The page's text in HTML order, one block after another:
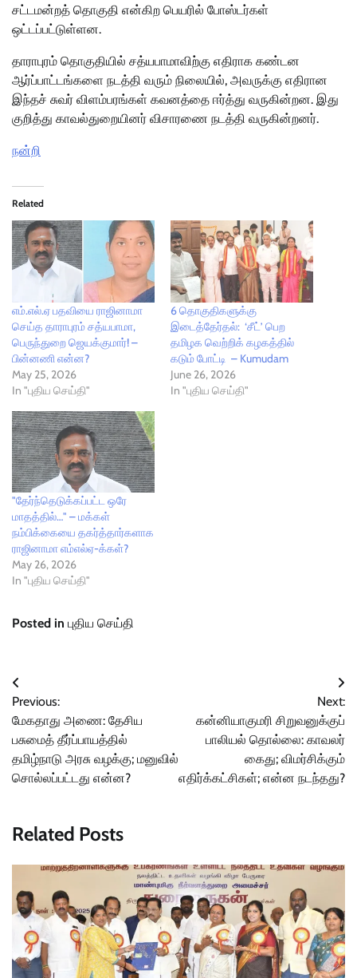
சட்டமன்றத் தொகுதி என்கிற பெயரில் போஸ்டர்கள்
ஒட்டப்பட்டுள்ளன.
தாராபுரம் தொகுதியில் சத்யபாமாவிற்கு எதிராக கண்டன
ஆர்ப்பாட்டங்களை நடத்தி வரும் நிலையில், அவருக்கு எதிரான
இந்தச் சுவர் விளம்பரங்கள் கவனத்தை ஈர்த்து வருகின்றன. இது
குறித்து காவல்துறையினர் விசாரணை நடத்தி வருகின்றனர்.
நன்றி
Related
எம்‌.எல்.ஏ பதவியை ராஜினாமா
செய்த தாராபுரம் சத்யபாமா,
பெருந்துறை ஜெயக்குமார்! –
பின்னணி என்ன?
May 25, 2026
In "புதிய செய்தி"
6 தொகுதிகளுக்கு
இடைத்தேர்தல்: ‘சீட்’ பெற
தமிழக வெற்றிக் கழகத்தில்
கடும் போட்டி – Kumudam
June 26, 2026
In "புதிய செய்தி"
"தேர்ந்தெடுக்கப்பட்ட ஒரே
மாதத்தில்…" – மக்கள்
நம்பிக்கையை தகர்த்தார்களாக
ராஜினாமா எம்எல்‌ஏ-க்கள்?
May 26, 2026
In "புதிய செய்தி"
Posted in புதிய செய்தி
Post
navigation
Previous:
மேகதாது அணை: தேசிய
பசுமைத் தீர்ப்பாயத்தில்
தமிழ்நாடு அரசு வழக்கு; மனுவில்
சொல்லப்பட்டது என்ன?
Next:
கன்னியாகுமரி சிறுவனுக்குப்
பாலியல் தொல்லை: காவலர்
கைது; விமர்சிக்கும்
எதிர்க்கட்சிகள்; என்ன நடந்தது?
Related Posts